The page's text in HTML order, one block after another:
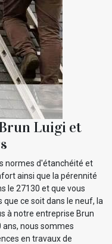
Luigi et
normes d'étanchéité et
ainsi que la pérennité
le 27130 et que vous
ce soit dans le neuf, la
à notre entreprise Brun
ans, nous sommes
en travaux de